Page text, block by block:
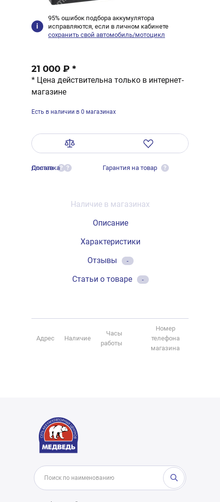
95% ошибок подбора аккумулятора
исправляются, если в личном кабинете
сохранить свой автомобиль/мотоцикл
21 000 ₽ *
* Цена действительна только в интернет-
магазине
Есть в наличии в 0 магазинах
Оплата ?
Доставка ? Гарантия на товар ?
Наличие в магазинах
Описание
Характеристики
Отзывы
-
Статьи о товаре -
Адрес Наличие
Часы
работы
Номер
телефона
магазина